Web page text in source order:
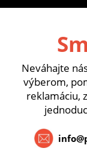
Neváhajte
výberom,
reklamáciu,